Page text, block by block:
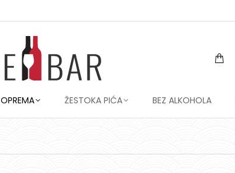
OPREMA ŽESTOKA PIĆA BEZ ALKOHOLA